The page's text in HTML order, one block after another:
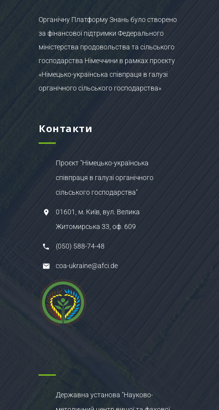
Органічну Платформу Знань було створено
за фінансової підтримки Федерального
міністерства продовольства та сільського
господарства Німеччини в рамках проєкту
«Німецько-українська співпраця в галузі
органічного сільського господарства»
Контакти
Проєкт "Німецько-українська
співпраця в галузі органічного
сільського господарства"
01601, м. Київ, вул. Велика
Житомирська 33, оф. 609
(050) 588-74-48
coa-ukraine@afci.de
Державна установа "Науково-